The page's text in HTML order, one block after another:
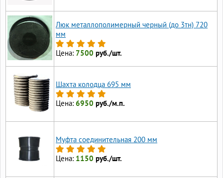
Люк металлополимерный черный (до 3тн) 720
мм
Цена: 7500 руб./шт.
Шахта колодца 695 мм
Цена: 6950 руб./м.п.
Муфта соединительная 200 мм
Цена: 1150 руб./шт.